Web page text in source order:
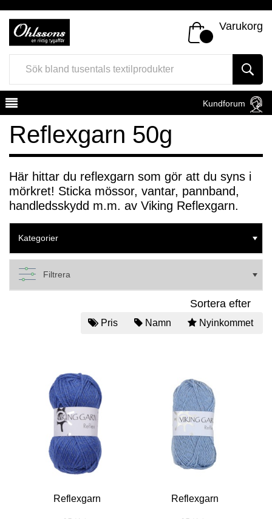
Varukorg
Kundforum
Register Sign In
Reflexgarn 50g
Här hittar du reflexgarn som gör att du syns i
mörkret! Sticka mössor, vantar, pannband,
handledsskydd m.m. av Viking Reflexgarn.
Kategorier
Filtrera
Sortera efter
Pris Namn Nyinkommet
Reflexgarn Reflexgarn